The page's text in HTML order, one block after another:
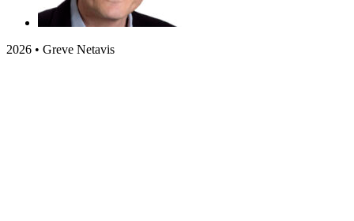
2026 • Greve Netavis